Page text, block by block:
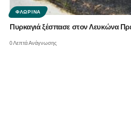
ΦΛΏΡΙΝΑ
Πυρκαγιά ξέσπασε στον Λευκώνα
0 Λεπτά Ανάγνωσης